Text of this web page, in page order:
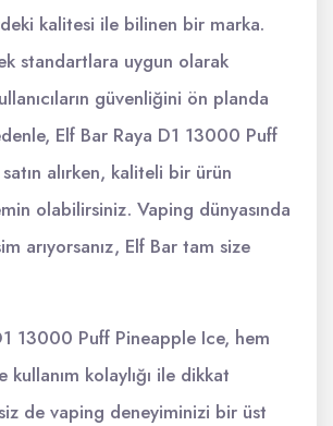
kalitesi ile bilinen bir marka.
standartlara uygun olarak
güvenliğini ön planda
Elf Bar Raya D1 13000 Puff
alırken, kaliteli bir ürün
olabilirsiniz. Vaping dünyasında
arıyorsanız, Elf Bar tam size
13000 Puff Pineapple Ice, hem
kolaylığı ile dikkat
de vaping deneyiminizi bir üst